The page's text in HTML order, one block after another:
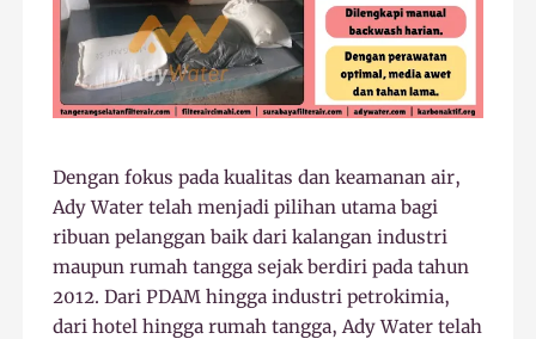
Dengan fokus pada kualitas dan keamanan air,
Ady Water telah menjadi pilihan utama bagi
ribuan pelanggan baik dari kalangan industri
maupun rumah tangga sejak berdiri pada tahun
2012. Dari PDAM hingga industri petrokimia,
dari hotel hingga rumah tangga, Ady Water telah